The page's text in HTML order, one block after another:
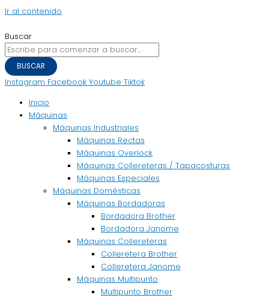
Ir al contenido
Buscar
BUSCAR
Instagram Facebook Youtube Tiktok
Inicio
Máquinas
Máquinas Industriales
Máquinas Rectas
Máquinas Overlock
Máquinas Collereteras / Tapacosturas
Máquinas Especiales
Máquinas Domésticas
Máquinas Bordadoras
Bordadora Brother
Bordadora Janome
Máquinas Collereteras
Colleretera Brother
Colleretera Janome
Máquinas Multipunto
Multipunto Brother